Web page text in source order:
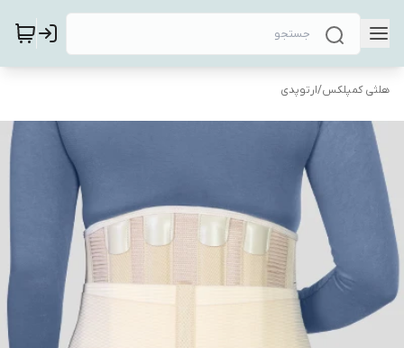
هلثی کمپلکس/ارتوپدی